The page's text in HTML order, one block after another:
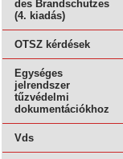
des Brandschutzes
(4. kiadás)
OTSZ kérdések
Egységes
jelrendszer
tűzvédelmi
dokumentációkhoz
Vds